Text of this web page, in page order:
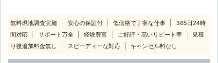
無料現地調査実施 安心の保証付 低価格で丁寧な仕事
365日24時
間対応
サポート万全 経験豊富 ご好評・高いリピート率
見積
り後追加料金無し
スピーディーな対応 キャンセル料なし